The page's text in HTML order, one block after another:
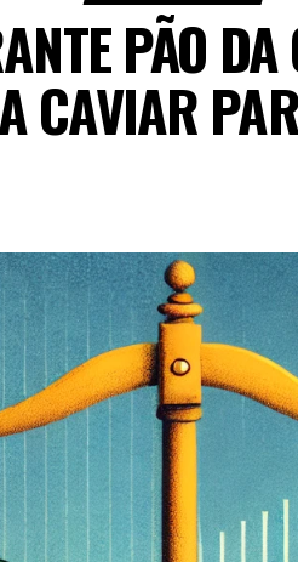
PÃO
CAVIAR